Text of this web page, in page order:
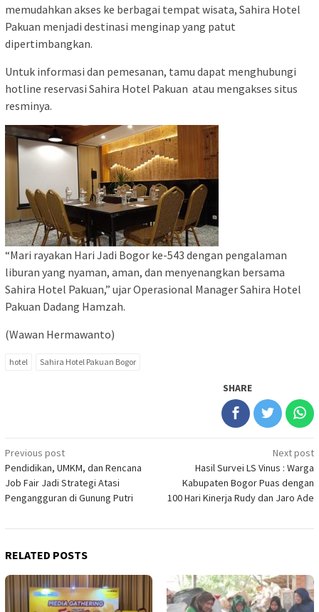
memudahkan akses ke berbagai tempat wisata, Sahira Hotel
Pakuan menjadi destinasi menginap yang patut
dipertimbangkan.
Untuk informasi dan pemesanan, tamu dapat menghubungi
hotline reservasi Sahira Hotel Pakuan atau mengakses situs
resminya.
“Mari rayakan Hari Jadi Bogor ke-543 dengan pengalaman
liburan yang nyaman, aman, dan menyenangkan bersama
Sahira Hotel Pakuan,” ujar Operasional Manager Sahira Hotel
Pakuan Dadang Hamzah.
(Wawan Hermawanto)
hotel Sahira Hotel Pakuan Bogor
SHARE
Post
navigation
Previous post
Pendidikan, UMKM, dan Rencana
Job Fair Jadi Strategi Atasi
Pengangguran di Gunung Putri
Next post
Hasil Survei LS Vinus : Warga
Kabupaten Bogor Puas dengan
100 Hari Kinerja Rudy dan Jaro Ade
RELATED POSTS